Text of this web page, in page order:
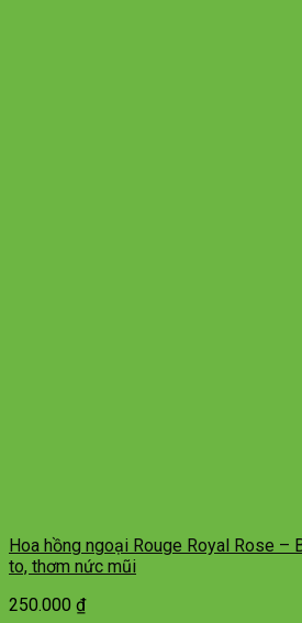
Hoa hồng ngoại Rouge Royal Rose –
to, thơm nức mũi
250.000 ₫